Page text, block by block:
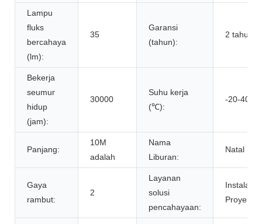
Lampu
fluks
bercahaya
(lm):
35
Garansi
(tahun):
2 tahun
Bekerja
seumur
hidup
(jam):
30000
Suhu kerja
(℃):
-20-40
Panjang:
10M
adalah
Nama
Liburan:
Natal
Gaya
rambut:
2
Layanan
solusi
pencahayaan:
Instalasi
Proyek